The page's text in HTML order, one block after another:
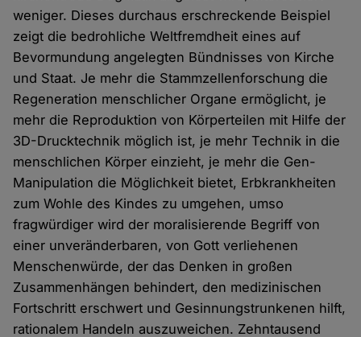
weniger. Dieses durchaus erschreckende Beispiel
zeigt die bedrohliche Weltfremdheit eines auf
Bevormundung angelegten Bündnisses von Kirche
und Staat. Je mehr die Stammzellenforschung die
Regeneration menschlicher Organe ermöglicht, je
mehr die Reproduktion von Körperteilen mit Hilfe der
3D-Drucktechnik möglich ist, je mehr Technik in die
menschlichen Körper einzieht, je mehr die Gen-
Manipulation die Möglichkeit bietet, Erbkrankheiten
zum Wohle des Kindes zu umgehen, umso
fragwürdiger wird der moralisierende Begriff von
einer unveränderbaren, von Gott verliehenen
Menschenwürde, der das Denken in großen
Zusammenhängen behindert, den medizinischen
Fortschritt erschwert und Gesinnungstrunkenen hilft,
rationalem Handeln auszuweichen. Zehntausend